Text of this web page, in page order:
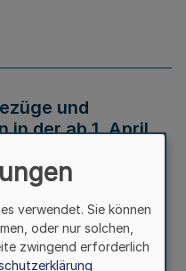
und
in der ab 1. April
verwendet. Sie können
oder nur solchen,
zwingend erforderlich